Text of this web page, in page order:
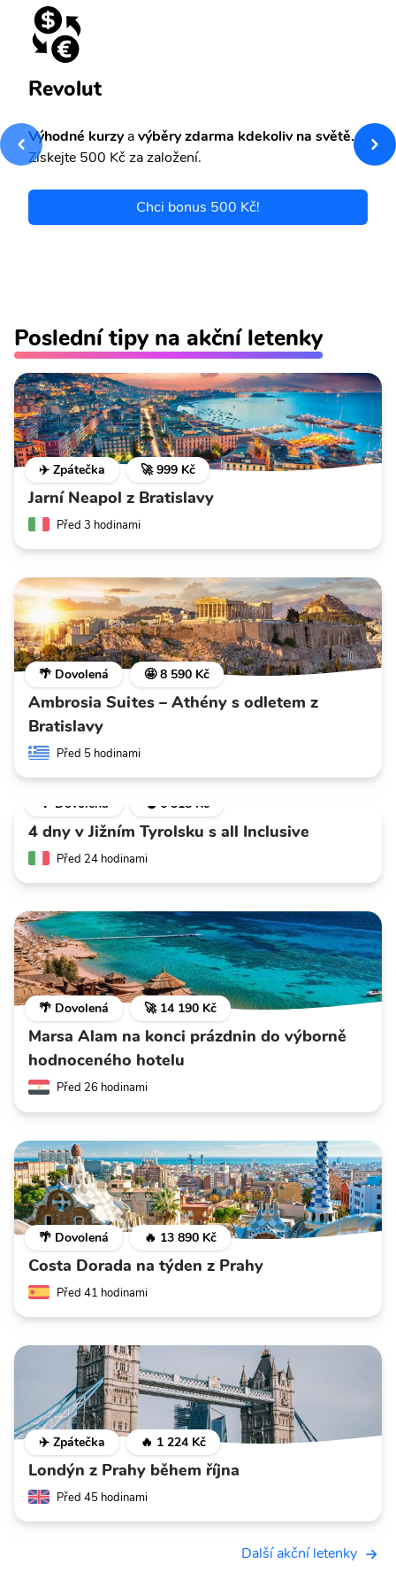
Revolut
Výhodné kurzyavýběry zdarma kdekoliv na světě.
Získejte 500 Kč za založení.
Chci bonus 500 Kč!
Poslední tipy na akční letenky
✈️ Zpátečka 🚀 999 Kč
Jarní Neapol z Bratislavy
Před 3 hodinami
🌴 Dovolená 🤩 8 590 Kč
Ambrosia Suites – Athény s odletem z
Bratislavy
Před 5 hodinami
🌴 Dovolená 💣 6 318 Kč
4 dny v Jižním Tyrolsku s all Inclusive
Před 24 hodinami
🌴 Dovolená 🚀 14 190 Kč
Marsa Alam na konci prázdnin do výborně
hodnoceného hotelu
Před 26 hodinami
🌴 Dovolená 🔥 13 890 Kč
Costa Dorada na týden z Prahy
Před 41 hodinami
✈️ Zpátečka 🔥 1 224 Kč
Londýn z Prahy během října
Před 45 hodinami
Další akční letenky